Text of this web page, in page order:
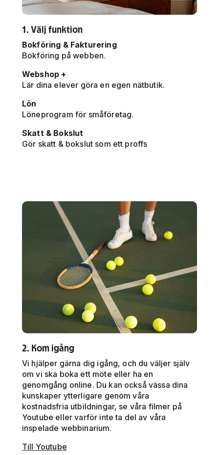
1. Välj funktion
Bokföring & Fakturering
Bokföring på webben.
Webshop +
Lär dina elever göra en egen nätbutik.
Lön
Löneprogram för småföretag.
Skatt & Bokslut
Gör skatt & bokslut som ett proffs
2. Kom igång
Vi hjälper gärna dig igång, och du väljer själv
om vi ska boka ett möte eller ha en
genomgång online. Du kan också vässa dina
kunskaper ytterligare genom våra
kostnadsfria utbildningar, se våra filmer på
Youtube eller varför inte ta del av våra
inspelade webbinarium.
Till Youtube